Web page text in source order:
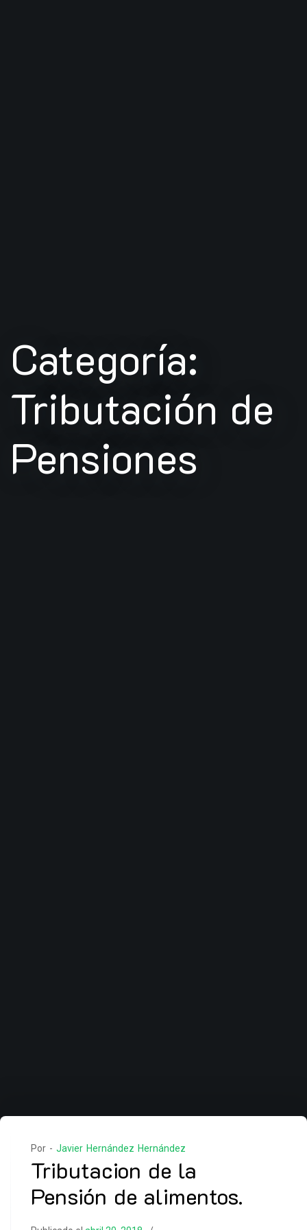
Categoría:
Tributación de
Pensiones
Por - Javier Hernández Hernández
Tributacion de la
Pensión de alimentos.